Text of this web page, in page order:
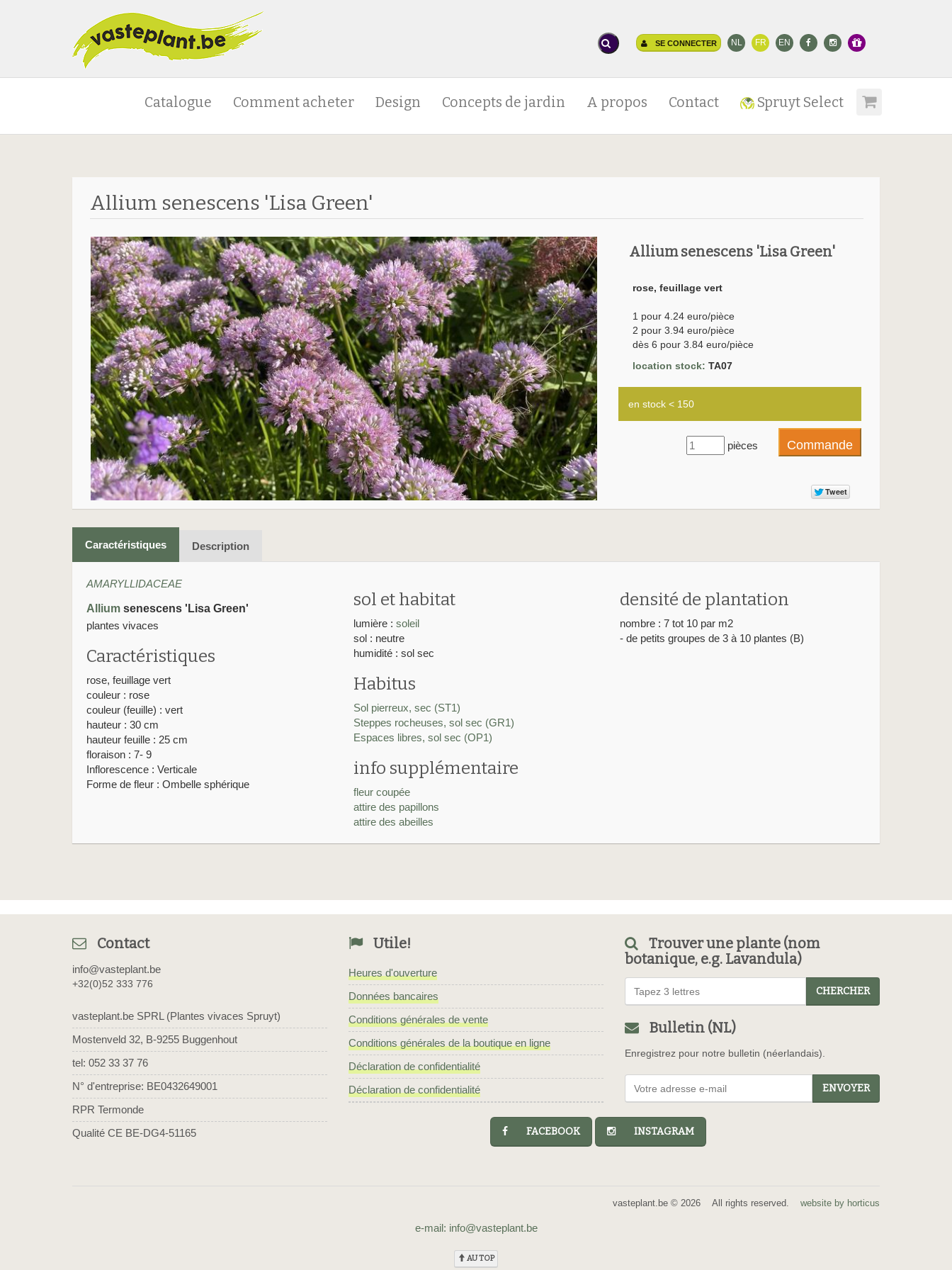
SE CONNECTER NL FR EN
Catalogue Comment acheter Design Concepts de jardin A propos Contact Spruyt Select
Allium senescens 'Lisa Green'
Allium senescens 'Lisa Green'
rose, feuillage vert
1 pour 4.24 euro/pièce
2 pour 3.94 euro/pièce
dès 6 pour 3.84 euro/pièce
location stock: TA07
en stock < 150
pièces
Caractéristiques Description
AMARYLLIDACEAE
Allium senescens 'Lisa Green'
plantes vivaces
Caractéristiques
rose, feuillage vert
couleur : rose
couleur (feuille) : vert
hauteur : 30 cm
hauteur feuille : 25 cm
floraison : 7- 9
Inflorescence : Verticale
Forme de fleur : Ombelle sphérique
sol et habitat
lumière : soleil
sol : neutre
humidité : sol sec
Habitus
Sol pierreux, sec (ST1)
Steppes rocheuses, sol sec (GR1)
Espaces libres, sol sec (OP1)
info supplémentaire
fleur coupée
attire des papillons
attire des abeilles
densité de plantation
nombre : 7 tot 10 par m2
- de petits groupes de 3 à 10 plantes (B)
Contact
info@vasteplant.be
+32(0)52 333 776
vasteplant.be SPRL (Plantes vivaces Spruyt)
Mostenveld 32, B-9255 Buggenhout
tel: 052 33 37 76
N° d'entreprise: BE0432649001
RPR Termonde
Qualité CE BE-DG4-51165
Utile!
Heures d'ouverture
Données bancaires
Conditions générales de vente
Conditions générales de la boutique en ligne
Déclaration de confidentialité
Déclaration de confidentialité
Trouver une plante (nom
botanique, e.g. Lavandula)
CHERCHER
Bulletin (NL)
Enregistrez pour notre bulletin (néerlandais).
ENVOYER
FACEBOOK INSTAGRAM
vasteplant.be © 2026 All rights reserved. website by horticus
e-mail: info@vasteplant.be
AU TOP